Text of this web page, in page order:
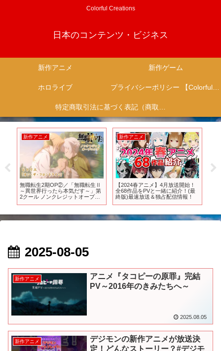
Colorful Creations
日本のコンテンツ・ビジネス
新作アニメ 新作ゲーム
ホロライブ プライバシーポリシー 【Colorful Creation】
特定商取引法に基づく表記（商取引に関する開示）
新作アニメ
無職転生2期OP②／「無職転生Ⅱ
～異世界行ったら本気だす～」第
2クール ノンクレジットオープニ
新作アニメ
【2024春アニメ】4月放送開始！
全68作品をPVと一緒に紹介！(最
終版)最速放送＆独占配信情報！
2025-08-05
新作アニメ
アニメ『タコピーの原罪』完結
PV～2016年のきみたちへ～
2025.08.05
新作アニメ
デジモンの新作アニメが放送決
定！どんなストーリー？#デジモ